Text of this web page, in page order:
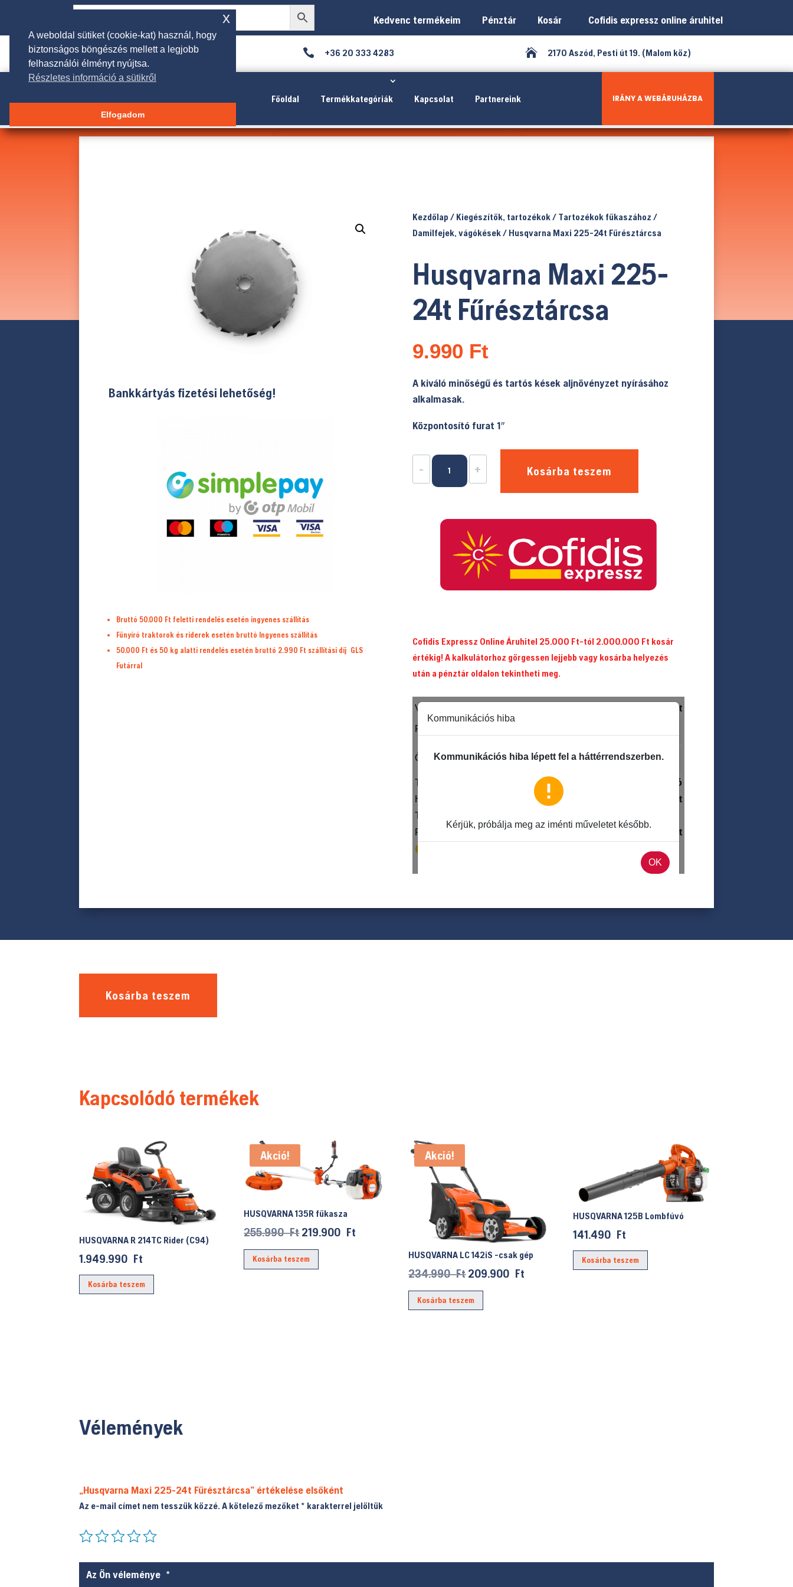
Kedvenc termékeim Pénztár Kosár Cofidis expressz online áruhitel
 rendeles@galgakertigep.hu  +36 20 333 4283  2170 Aszód, Pesti út 19. (Malom köz)
Főoldal Termékkategóriák Kapcsolat Partnereink IRÁNY A WEBÁRUHÁZBA
Bankkártyás fizetési lehetőség!
Bruttó 50.000 Ft feletti rendelés esetén ingyenes szállítás
Fűnyíró traktorok és riderek esetén bruttó Ingyenes szállítás
50.000 Ft és 50 kg alatti rendelés esetén bruttó 2.990 Ft szállítási díj GLS
Futárral
Kezdőlap / Kiegészítők, tartozékok/ Tartozékok fűkaszához /
Damilfejek, vágókések/ Husqvarna Maxi 225-24t Fűrésztárcsa
Husqvarna Maxi 225-
24t Fűrésztárcsa
9.990 Ft
A kiváló minőségű és tartós kések aljnövényzet nyírásához
alkalmasak.
Központosító furat 1″
-
Husqvarna
Fűrésztárcsa
mennyiség
+ Kosárba teszem
Cofidis Expressz Online Áruhitel 25.000 Ft-tól 2.000.000 Ft kosár
értékig! A kalkulátorhoz görgessen lejjebb vagy kosárba helyezés
után a pénztár oldalon tekintheti meg.
Kosárba teszem
Kapcsolódó termékek
HUSQVARNA R 214TC Rider (C94)
1.949.990 Ft
Kosárba teszem
Akció!
HUSQVARNA 135R fűkasza
255.990Ft Original
price
was:
219.900 Ft
219.900 Ft.
Kosárba teszem
Akció!
HUSQVARNA LC 142iS -csak gép
234.990Ft Original
price
was:
209.900 Ft
Kosárba teszem
HUSQVARNA 125B Lombfúvó
141.490 Ft
Kosárba teszem
Vélemények
„Husqvarna Maxi 225-24t Fűrésztárcsa” értékelése elsőként
Az e-mail címet nem tesszük közzé. A kötelező mezőket * karakterrel jelöltük
A weboldal sütiket (cookie-kat) használ, hogy
biztonságos böngészés mellett a legjobb
felhasználói élményt nyújtsa.
Részletes információ a sütikről
Elfogadom
x